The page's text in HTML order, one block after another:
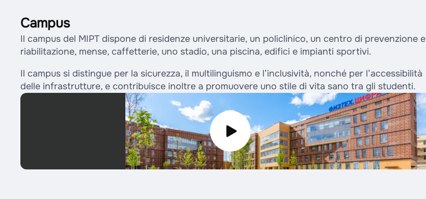
Campus
Il campus del MIPT dispone di residenze universitarie, un policlinico, un centro di prevenzione e
riabilitazione, mense, caffetterie, uno stadio, una piscina, edifici e impianti sportivi.
Il campus si distingue per la sicurezza, il multilinguismo e l’inclusività, nonché per l’accessibilità
delle infrastrutture, e contribuisce inoltre a promuovere uno stile di vita sano tra gli studenti.